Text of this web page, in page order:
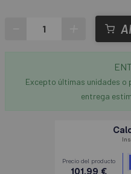
Excepto últimas unidades
entrega